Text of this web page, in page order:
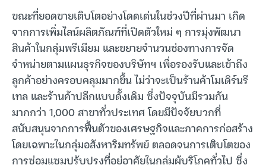
ขณะที่ยอดขายเติบโตอย่างโดดเด่นในช่วงปีที่ผ่านมา เกิด
จากการเพิ่มไลน์ผลิตภัณฑ์ที่เปิดตัวใหม่ ๆ การมุ่งพัฒนา
สินค้าในกลุ่มพรีเมียม และขยายจำนวนช่องทางการจัด
จำหน่ายตามแผนธุรกิจของบริษัทฯ เพื่อรองรับและเข้าถึง
ลูกค้าอย่างครอบคลุมมากขึ้น ไม่ว่าจะเป็นร้านค้าโมเดิร์นรี
เทล และร้านค้าปลีกแบบดั้งเดิม ซึ่งปัจจุบันมีรวมกัน
มากกว่า 1,000 สาขาทั่วประเทศ โดยมีปัจจัยบวกที่
สนับสนุนจากการฟื้นตัวของเศรษฐกิจและภาคการก่อสร้าง
โดยเฉพาะในกลุ่มอสังหาริมทรัพย์ ตลอดจนการเติบโตของ
การซ่อมแซมปรับปรุงที่อยู่อาศัยในกลุ่มผู้บริโภคทั่วไป ซึ่ง